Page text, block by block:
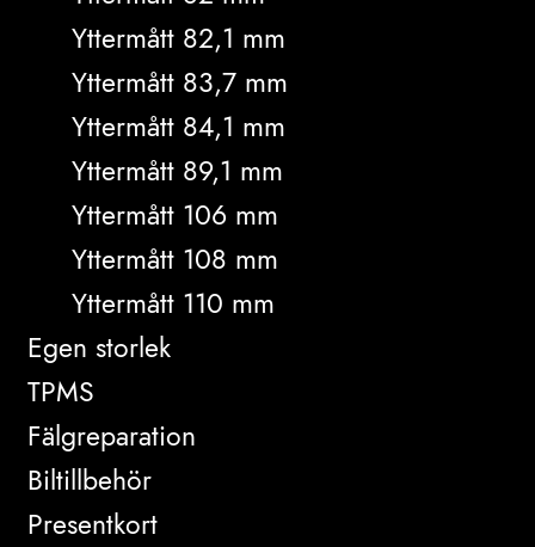
Yttermått 82,1 mm
Yttermått 83,7 mm
Yttermått 84,1 mm
Yttermått 89,1 mm
Yttermått 106 mm
Yttermått 108 mm
Yttermått 110 mm
Egen storlek
TPMS
Fälgreparation
Biltillbehör
Presentkort